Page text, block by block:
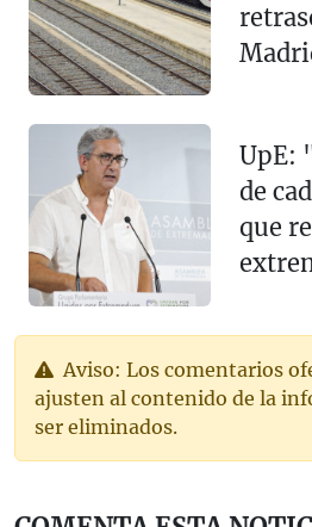
UpE:
de
que
Aviso: Los comentarios
ajusten al contenido de la
ser eliminados.